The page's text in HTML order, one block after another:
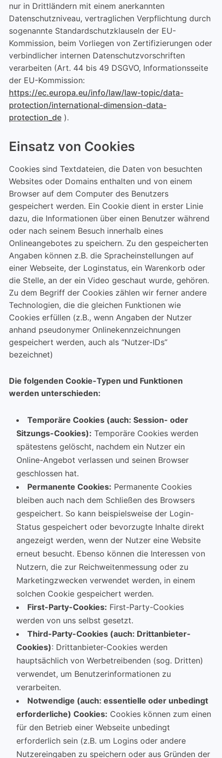
nur in Drittländern mit einem anerkannten
Datenschutzniveau, vertraglichen Verpflichtung durch
sogenannte Standardschutzklauseln der EU-
Kommission, beim Vorliegen von Zertifizierungen oder
verbindlicher internen Datenschutzvorschriften
verarbeiten (Art. 44 bis 49 DSGVO, Informationsseite
der EU-Kommission:
https://ec.europa.eu/info/law/law-topic/data-
protection/international-dimension-data-
protection_de).
Einsatz von Cookies
Cookies sind Textdateien, die Daten von besuchten
Websites oder Domains enthalten und von einem
Browser auf dem Computer des Benutzers
gespeichert werden. Ein Cookie dient in erster Linie
dazu, die Informationen über einen Benutzer während
oder nach seinem Besuch innerhalb eines
Onlineangebotes zu speichern. Zu den gespeicherten
Angaben können z.B. die Spracheinstellungen auf
einer Webseite, der Loginstatus, ein Warenkorb oder
die Stelle, an der ein Video geschaut wurde, gehören.
Zu dem Begriff der Cookies zählen wir ferner andere
Technologien, die die gleichen Funktionen wie
Cookies erfüllen (z.B., wenn Angaben der Nutzer
anhand pseudonymer Onlinekennzeichnungen
gespeichert werden, auch als “Nutzer-IDs”
bezeichnet)
Die folgenden Cookie-Typen und Funktionen
werden unterschieden:
Temporäre Cookies (auch: Session- oder
Sitzungs-Cookies): Temporäre Cookies werden
spätestens gelöscht, nachdem ein Nutzer ein
Online-Angebot verlassen und seinen Browser
geschlossen hat.
Permanente Cookies: Permanente Cookies
bleiben auch nach dem Schließen des Browsers
gespeichert. So kann beispielsweise der Login-
Status gespeichert oder bevorzugte Inhalte direkt
angezeigt werden, wenn der Nutzer eine Website
erneut besucht. Ebenso können die Interessen von
Nutzern, die zur Reichweitenmessung oder zu
Marketingzwecken verwendet werden, in einem
solchen Cookie gespeichert werden.
First-Party-Cookies: First-Party-Cookies
werden von uns selbst gesetzt.
Third-Party-Cookies (auch: Drittanbieter-
Cookies): Drittanbieter-Cookies werden
hauptsächlich von Werbetreibenden (sog. Dritten)
verwendet, um Benutzerinformationen zu
verarbeiten.
Notwendige (auch: essentielle oder unbedingt
erforderliche) Cookies: Cookies können zum einen
für den Betrieb einer Webseite unbedingt
erforderlich sein (z.B. um Logins oder andere
Nutzereingaben zu speichern oder aus Gründen der